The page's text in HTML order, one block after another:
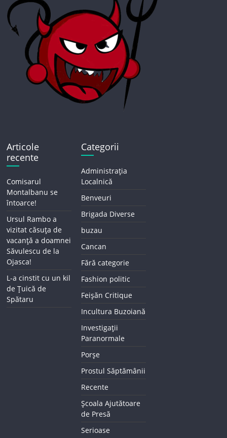
Articole
recente
Comisarul
Montalbanu se
întoarce!
Ursul Rambo a
vizitat căsuța de
vacanță a doamnei
Săvulescu de la
Ojasca!
L-a cinstit cu un kil
de Țuică de
Spătaru
Categorii
Administrația
Localnică
Benveuri
Brigada Diverse
buzau
Cancan
Fără categorie
Fashion politic
Feișăn Critique
Incultura Buzoiană
Investigații
Paranormale
Porșe
Prostul Săptămânii
Recente
Școala Ajutătoare
de Presă
Serioase